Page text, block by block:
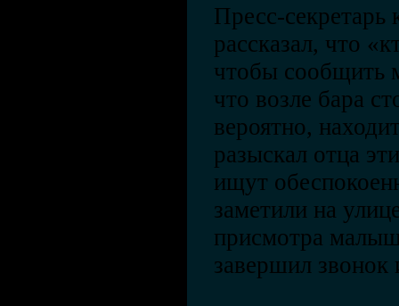
Пресс-секретарь
рассказал, что
чтобы сообщить
что возле бара
вероятно,
разыскал отца
ищут
заметили на
присмотра
завершил